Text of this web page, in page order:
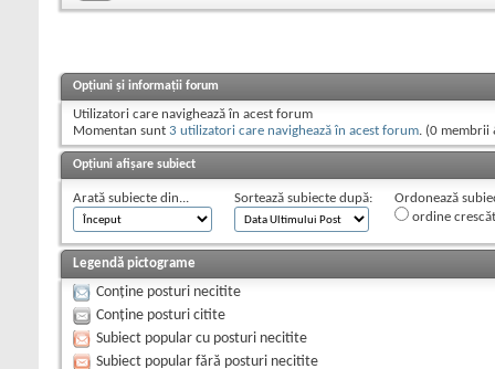
Opțiuni și informații forum
Utilizatori care navighează în acest forum
Momentan sunt 3 utilizatori care navighează în acest forum. (0 membrii
Opțiuni afișare subiect
Arată subiecte din... Sortează subiecte după:
Ordonează
ordine
Legendă pictograme
Conține posturi necitite
Conține posturi citite
Subiect popular cu posturi necitite
Subiect popular fără posturi necitite